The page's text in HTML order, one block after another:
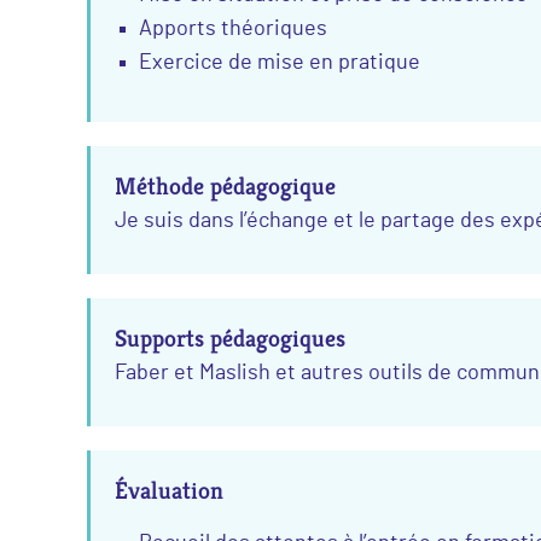
Apports théoriques
Exercice de mise en pratique
Méthode pédagogique
Je suis dans l’échange et le partage des
Supports pédagogiques
Faber et Maslish et autres outils de
Évaluation